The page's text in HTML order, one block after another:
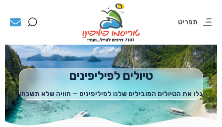
תפריט
טיולים לפיליפינים
גלו את הטיולים המובילים שלנו לפיליפינים — חוויה שלא תשכחו